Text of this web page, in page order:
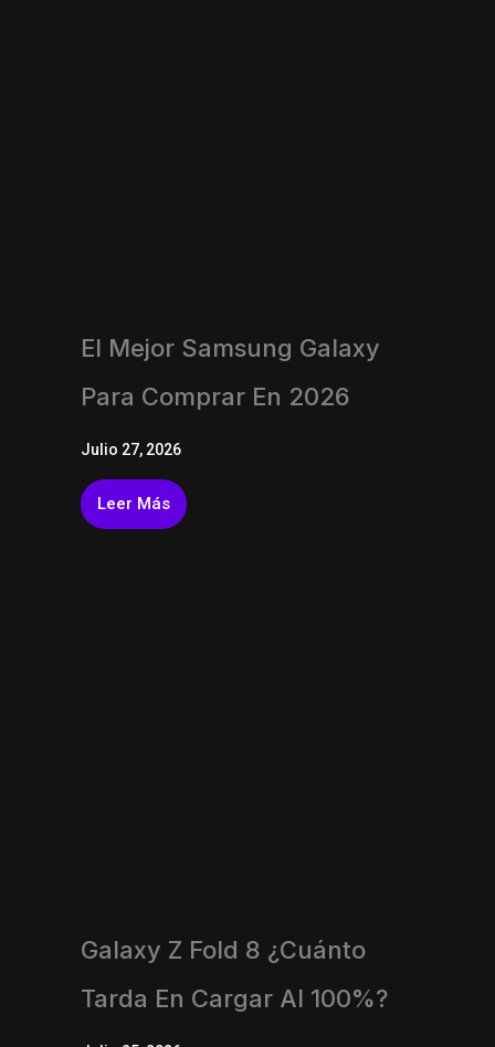
El Mejor Samsung Galaxy
Para Comprar En 2026
Julio 27, 2026
Leer Más
Galaxy Z Fold 8 ¿Cuánto
Tarda En Cargar Al 100%?